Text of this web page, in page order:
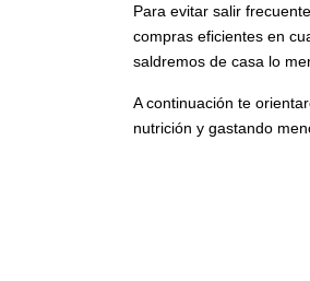
Para evitar salir
compras eficientes en
saldremos de casa lo
A continuación te
nutrición y gastando